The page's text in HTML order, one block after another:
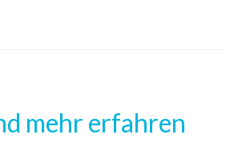
mehr erfahren